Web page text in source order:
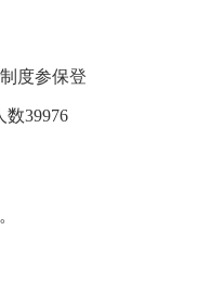
度参保登
数39976